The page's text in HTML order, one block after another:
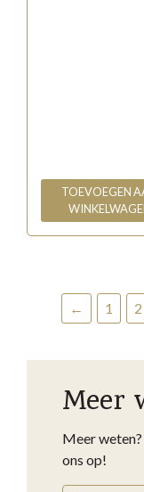
TOEVOEGEN
← 1 2
Meer
Meer
ons op!